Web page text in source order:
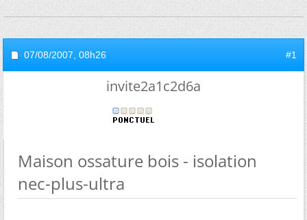
07/08/2007, 08h26 #1
invite2a1c2d6a
Maison ossature bois - isolation
nec-plus-ultra